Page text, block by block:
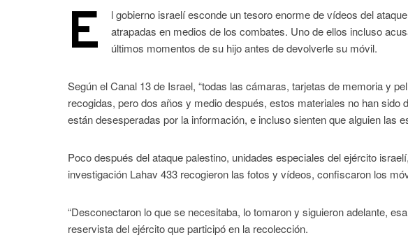
E
l gobierno israelí esconde un tesoro enorme de vídeos del
atrapadas en medios de los combates. Uno de ellos incluso
últimos momentos de su hijo antes de devolverle su móvil.
Según el Canal 13 de Israel, “todas las cámaras, tarjetas de memoria y
recogidas, pero dos años y medio después, estos materiales no han
están desesperadas por la información, e incluso sienten que alguien las
Poco después del ataque palestino, unidades especiales del ejército
investigación Lahav 433 recogieron las fotos y vídeos, confiscaron los
“Desconectaron lo que se necesitaba, lo tomaron y siguieron adelante,
reservista del ejército que participó en la recolección.